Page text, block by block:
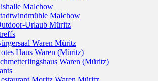
Malchow
Malchow
Urlaub Müritz
Waren Müritz
Haus Waren (Müritz)
Waren (Müritz)